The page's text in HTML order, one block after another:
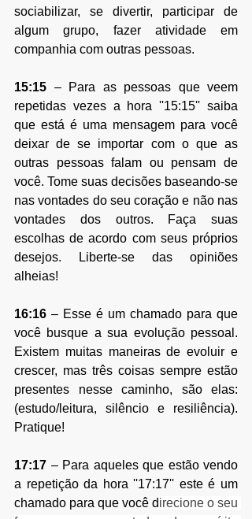
sociabilizar, se divertir, participar de
algum grupo, fazer atividade em
companhia com outras pessoas.
15:15 –
Para as pessoas que veem
repetidas vezes a hora ''15:15'' saiba
que está é uma mensagem para você
deixar de se importar com o que as
outras pessoas falam ou pensam de
você. Tome suas decisões baseando-se
nas vontades do seu coração e não nas
vontades dos outros. Faça suas
escolhas de acordo com seus próprios
desejos. Liberte-se das opiniões
alheias!
16:16 – Esse é um chamado para que
você busque a sua evolução pessoal.
Existem muitas maneiras de evoluir e
crescer, mas três coisas sempre estão
presentes nesse caminho, são elas:
(estudo/leitura, silêncio e resiliência).
Pratique!
17:17 – Para aqueles que estão vendo
a repetição da hora ''17:17'' este é um
chamado para que você direcione o seu